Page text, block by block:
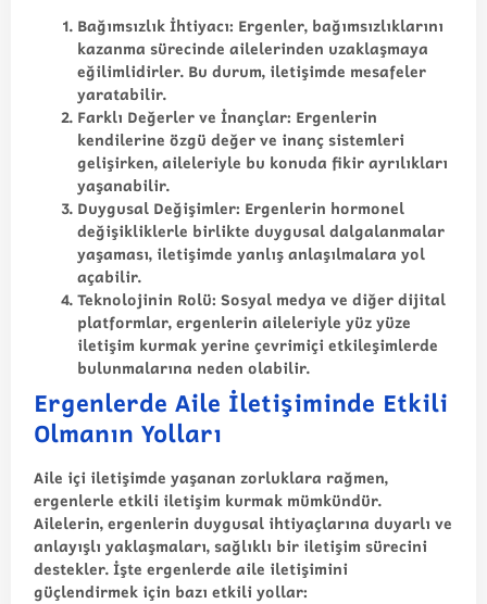
Bağımsızlık İhtiyacı: Ergenler, bağımsızlıklarını
kazanma sürecinde ailelerinden uzaklaşmaya
eğilimlidirler. Bu durum, iletişimde mesafeler
yaratabilir.
Farklı Değerler ve İnançlar: Ergenlerin
kendilerine özgü değer ve inanç sistemleri
gelişirken, aileleriyle bu konuda fikir ayrılıkları
yaşanabilir.
Duygusal Değişimler: Ergenlerin hormonel
değişikliklerle birlikte duygusal dalgalanmalar
yaşaması, iletişimde yanlış anlaşılmalara yol
açabilir.
Teknolojinin Rolü: Sosyal medya ve diğer dijital
platformlar, ergenlerin aileleriyle yüz yüze
iletişim kurmak yerine çevrimiçi etkileşimlerde
bulunmalarına neden olabilir.
Ergenlerde Aile İletişiminde Etkili
Olmanın Yolları
Aile içi iletişimde yaşanan zorluklara rağmen,
ergenlerle etkili iletişim kurmak mümkündür.
Ailelerin, ergenlerin duygusal ihtiyaçlarına duyarlı ve
anlayışlı yaklaşmaları, sağlıklı bir iletişim sürecini
destekler. İşte ergenlerde aile iletişimini
güçlendirmek için bazı etkili yollar: